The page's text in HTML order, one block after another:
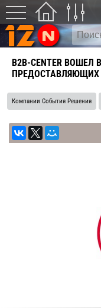
B2B-CENTER
ПРЕДОСТАВЛЯЮЩИХ
Компании События Решения